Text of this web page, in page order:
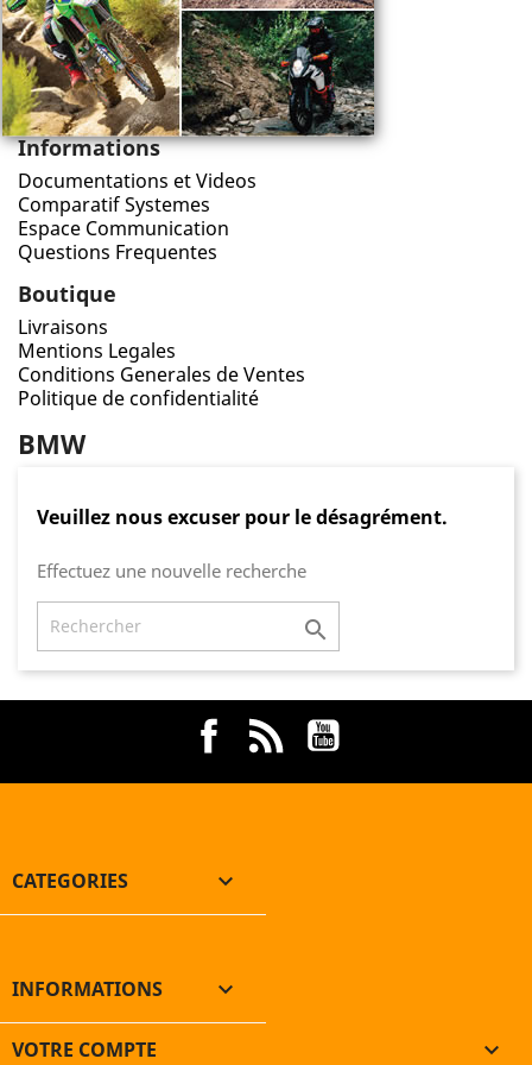
Informations
Documentations et Videos
Comparatif Systemes
Espace Communication
Questions Frequentes
Boutique
Livraisons
Mentions Legales
Conditions Generales de Ventes
Politique de confidentialité
BMW
Veuillez nous excuser pour le désagrément.
Effectuez une nouvelle recherche

Facebook
Rss
CATEGORIES 
INFORMATIONS 
VOTRE COMPTE 